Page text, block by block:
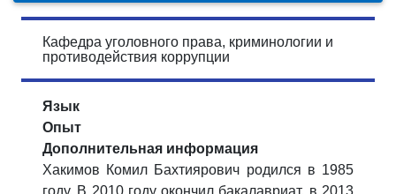
Кафедра уголовного права, криминологии и
противодействия коррупции
Язык
Опыт
Дополнительная информация
Хакимов Комил Бахтиярович родился в 1985